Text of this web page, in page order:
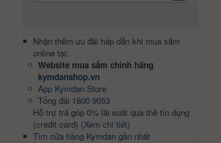
Nhận thêm ưu đãi hấp dẫn khi mua sắm
online tại:
Website mua sắm chính hãng
kymdanshop.vn
App Kymdan Store
Tổng đài 1800 9053
Hỗ trợ trả góp 0% lãi suất qua thẻ tín dụng
(credit card) (Xem chi tiết)
Tìm cửa hàng Kymdan gần nhất